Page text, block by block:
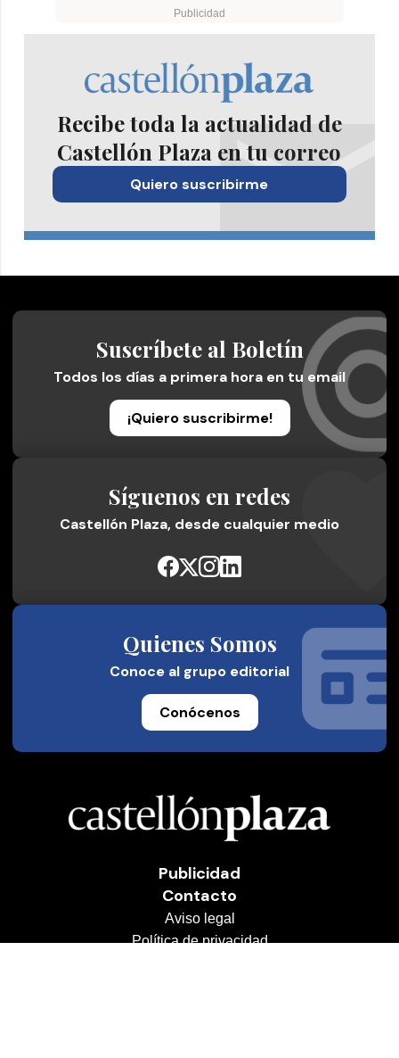
Recibe toda la actualidad de
Castellón Plaza en tu correo
Quiero suscribirme
Suscríbete al Boletín
Todos los días a primera hora en tu email
¡Quiero suscribirme!
Síguenos en redes
Castellón Plaza, desde cualquier medio
Quienes Somos
Conoce al grupo editorial
Conócenos
Publicidad
Contacto
Aviso legal
Política de privacidad